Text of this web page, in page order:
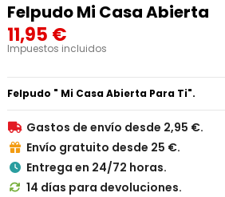
Felpudo Mi Casa Abierta
11,95 €
Impuestos incluidos
Felpudo " Mi Casa Abierta Para Ti".
 Gastos de envío desde 2,95 €.
 Envío gratuito desde 25 €.
 Entrega en 24/72 horas.
 14 días para devoluciones.